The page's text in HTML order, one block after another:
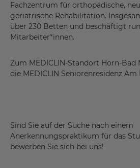
Fachzentrum für orthopädische,
geriatrische Rehabilitation.
über 230 Betten und beschäftigt
Mitarbeiter*innen.
Zum MEDICLIN-Standort Horn-
die MEDICLIN Seniorenresidenz Am
Sind Sie auf der Suche nach einem
Anerkennungspraktikum für das
bewerben Sie sich bei uns!